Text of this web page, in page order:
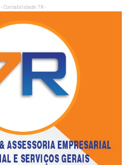
- Contabilidade 7R -